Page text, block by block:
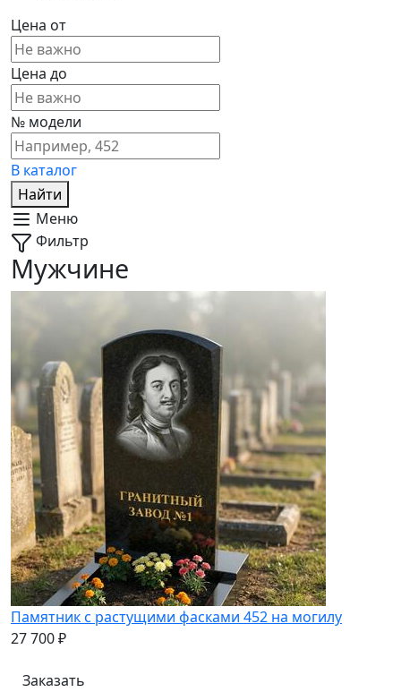
Цена от
Цена до
№ модели
В каталог
Найти
Меню
Фильтр
Мужчине
Памятник с растущими фасками 452 на могилу
27 700 ₽
Заказать